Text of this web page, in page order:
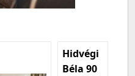
Hidvégi
Béla 90